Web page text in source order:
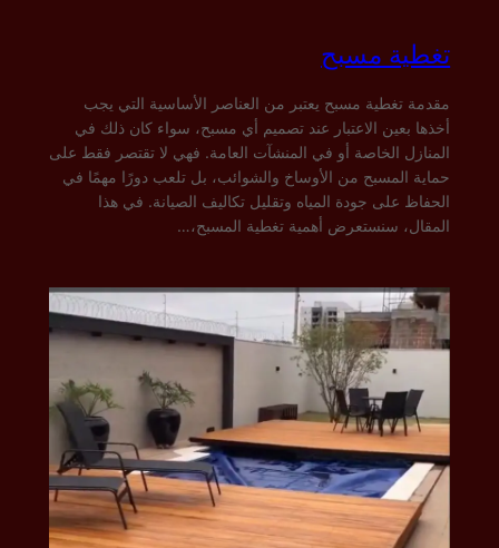
تغطية مسبح
مقدمة تغطية مسبح يعتبر من العناصر الأساسية التي يجب
أخذها بعين الاعتبار عند تصميم أي مسبح، سواء كان ذلك في
المنازل الخاصة أو في المنشآت العامة. فهي لا تقتصر فقط على
حماية المسبح من الأوساخ والشوائب، بل تلعب دورًا مهمًا في
الحفاظ على جودة المياه وتقليل تكاليف الصيانة. في هذا
المقال، سنستعرض أهمية تغطية المسبح،…